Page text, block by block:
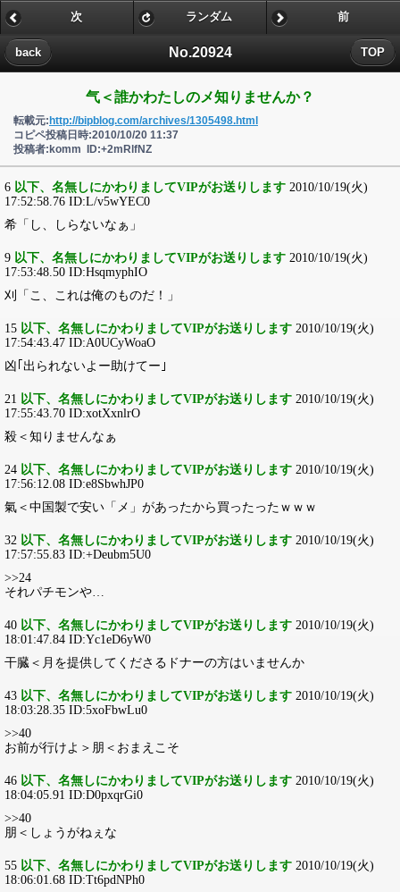
No.20924
back TOP
次 ランダム 前
气＜誰かわたしのメ知りませんか？
転載元: http://bipblog.com/archives/1305498.html
コピペ投稿日時:2010/10/20 11:37
投稿者:komm ID:+2mRlfNZ
6 以下、名無しにかわりましてVIPがお送りします 2010/10/19(火)
17:52:58.76 ID:L/v5wYEC0
希「し、しらないなぁ」
9 以下、名無しにかわりましてVIPがお送りします 2010/10/19(火)
17:53:48.50 ID:HsqmyphIO
刈「こ、これは俺のものだ！」
15 以下、名無しにかわりましてVIPがお送りします 2010/10/19(火)
17:54:43.47 ID:A0UCyWoaO
凶｢出られないよー助けてー｣
21 以下、名無しにかわりましてVIPがお送りします 2010/10/19(火)
17:55:43.70 ID:xotXxnlrO
殺＜知りませんなぁ
24 以下、名無しにかわりましてVIPがお送りします 2010/10/19(火)
17:56:12.08 ID:e8SbwhJP0
氣＜中国製で安い「メ」があったから買ったったｗｗｗ
32 以下、名無しにかわりましてVIPがお送りします 2010/10/19(火)
17:57:55.83 ID:+Deubm5U0
>>24
それパチモンや…
40 以下、名無しにかわりましてVIPがお送りします 2010/10/19(火)
18:01:47.84 ID:Yc1eD6yW0
干臓＜月を提供してくださるドナーの方はいませんか
43 以下、名無しにかわりましてVIPがお送りします 2010/10/19(火)
18:03:28.35 ID:5xoFbwLu0
>>40
お前が行けよ＞朋＜おまえこそ
46 以下、名無しにかわりましてVIPがお送りします 2010/10/19(火)
18:04:05.91 ID:D0pxqrGi0
>>40
朋＜しょうがねぇな
55 以下、名無しにかわりましてVIPがお送りします 2010/10/19(火)
18:06:01.68 ID:Tt6pdNPh0